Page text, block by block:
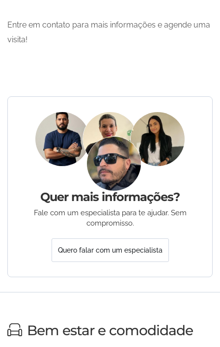
Entre em contato para mais informações e agende uma
visita!
Quer mais informações?
Fale com um especialista para te ajudar. Sem
compromisso.
Quero falar com um especialista
Bem estar e comodidade